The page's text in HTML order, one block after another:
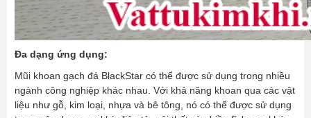
Đa dạng ứng dụng:
Mũi khoan gạch đá BlackStar có thể được sử dụng trong nhiều
ngành công nghiệp khác nhau. Với khả năng khoan qua các vật
liệu như gỗ, kim loại, nhựa và bê tông, nó có thể được sử dụng